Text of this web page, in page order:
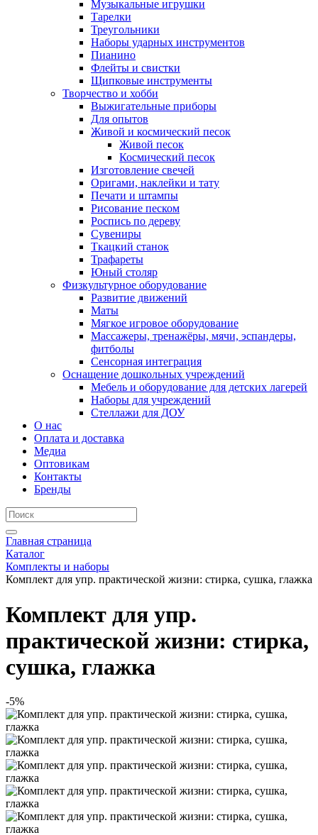
Музыкальные игрушки
Тарелки
Треугольники
Наборы ударных инструментов
Пианино
Флейты и свистки
Щипковые инструменты
Творчество и хобби
Выжигательные приборы
Для опытов
Живой и космический песок
Живой песок
Космический песок
Изготовление свечей
Оригами, наклейки и тату
Печати и штампы
Рисование песком
Роспись по дереву
Сувениры
Ткацкий станок
Трафареты
Юный столяр
Физкультурное оборудование
Развитие движений
Маты
Мягкое игровое оборудование
Массажеры, тренажёры, мячи, эспандеры,
фитболы
Сенсорная интеграция
Оснащение дошкольных учреждений
Мебель и оборудование для детских лагерей
Наборы для учреждений
Стеллажи для ДОУ
О нас
Оплата и доставка
Медиа
Оптовикам
Контакты
Бренды
Главная страница
Каталог
Комплекты и наборы
Комплект для упр. практической жизни: стирка, сушка, глажка
Комплект для упр.
практической жизни: стирка,
сушка, глажка
-5%